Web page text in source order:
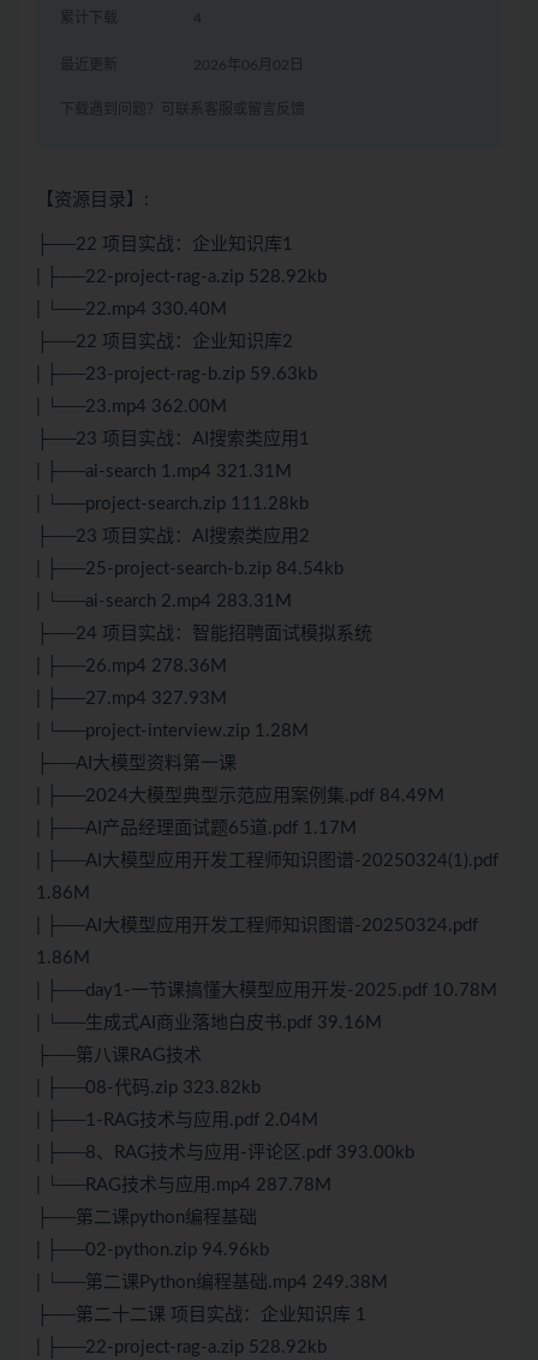
累计下载
最近更新 2026年06月02日
下载遇到问题？可联系客服或留言反馈
【资源目录】:
├──22 项目实战：企业知识库1
| ├──22-project-rag-a.zip 528.92kb
| └──22.mp4 330.40M
├──22 项目实战：企业知识库2
| ├──23-project-rag-b.zip 59.63kb
| └──23.mp4 362.00M
├──23 项目实战：AI搜索类应用1
| ├──ai-search 1.mp4 321.31M
| └──project-search.zip 111.28kb
├──23 项目实战：AI搜索类应用2
| ├──25-project-search-b.zip 84.54kb
| └──ai-search 2.mp4 283.31M
├──24 项目实战：智能招聘面试模拟系统
| ├──26.mp4 278.36M
| ├──27.mp4 327.93M
| └──project-interview.zip 1.28M
├──AI大模型资料第一课
| ├──2024大模型典型示范应用案例集.pdf 84.49M
| ├──AI产品经理面试题65道.pdf 1.17M
| ├──AI大模型应用开发工程师知识图谱-20250324(1).pdf
1.86M
| ├──AI大模型应用开发工程师知识图谱-20250324.pdf
1.86M
| ├──day1-一节课搞懂大模型应用开发-2025.pdf 10.78M
| └──生成式AI商业落地白皮书.pdf 39.16M
├──第八课RAG技术
| ├──08-代码.zip 323.82kb
| ├──1-RAG技术与应用.pdf 2.04M
| ├──8、RAG技术与应用-评论区.pdf 393.00kb
| └──RAG技术与应用.mp4 287.78M
├──第二课python编程基础
| ├──02-python.zip 94.96kb
| └──第二课Python编程基础.mp4 249.38M
├──第二十二课 项目实战：企业知识库 1
| ├──22-project-rag-a.zip 528.92kb